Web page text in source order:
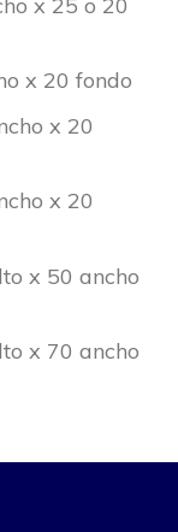
x 20 fondo
x 20
x 20
x 50 ancho
x 70 ancho